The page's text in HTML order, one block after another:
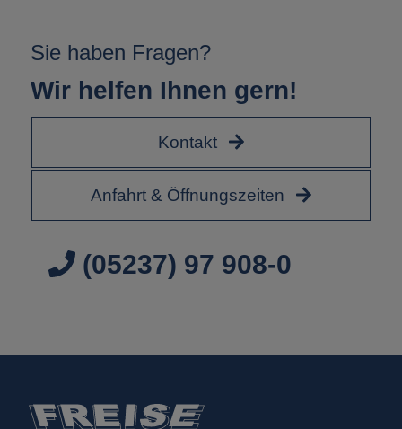
Sie haben Fragen?
Wir helfen Ihnen gern!
Kontakt
Anfahrt & Öffnungszeiten
(05237) 97 908-0